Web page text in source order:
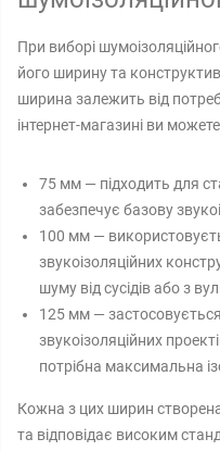
При виборі
його ширину та
ширина залежить від
інтернет-магазині ви
75 мм — підходить для
забезпечує базову
100 мм —
звукоізоляційних
шуму від сусідів або з
125 мм —
звукоізоляційних
потрібна максимальна
Кожна з цих ширин створена
та відповідає високим